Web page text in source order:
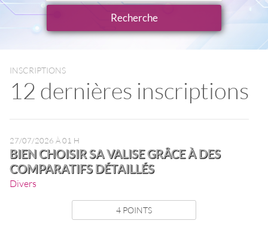
INSCRIPTIONS
12 dernières inscriptions
27/07/2026 À 01 H
BIEN CHOISIR SA VALISE GRÂCE À DES
COMPARATIFS DÉTAILLÉS
Divers
4 POINTS